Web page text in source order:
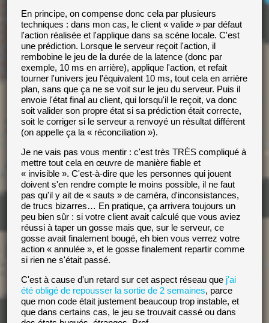
En principe, on compense donc cela par plusieurs
techniques : dans mon cas, le client « valide » par défaut
l'action réalisée et l'applique dans sa scène locale. C'est
une prédiction. Lorsque le serveur reçoit l'action, il
rembobine le jeu de la durée de la latence (donc par
exemple, 10 ms en arrière), applique l'action, et refait
tourner l'univers jeu l'équivalent 10 ms, tout cela en arrière
plan, sans que ça ne se voit sur le jeu du serveur. Puis il
envoie l'état final au client, qui lorsqu'il le reçoit, va donc
soit valider son propre état si sa prédiction était correcte,
soit le corriger si le serveur a renvoyé un résultat différent
(on appelle ça la « réconciliation »).
Je ne vais pas vous mentir : c'est très TRÈS compliqué à
mettre tout cela en œuvre de manière fiable et
« invisible ». C'est-à-dire que les personnes qui jouent
doivent s'en rendre compte le moins possible, il ne faut
pas qu'il y ait de « sauts » de caméra, d'inconsistances,
de trucs bizarres… En pratique, ça arrivera toujours un
peu bien sûr : si votre client avait calculé que vous aviez
réussi à taper un gosse mais que, sur le serveur, ce
gosse avait finalement bougé, eh bien vous verrez votre
action « annulée », et le gosse finalement repartir comme
si rien ne s'était passé.
C'est à cause d'un retard sur cet aspect réseau que j'ai
été obligé de repousser la sortie de 2 semaines, parce
que mon code était justement beaucoup trop instable, et
que dans certains cas, le jeu se trouvait cassé ou dans